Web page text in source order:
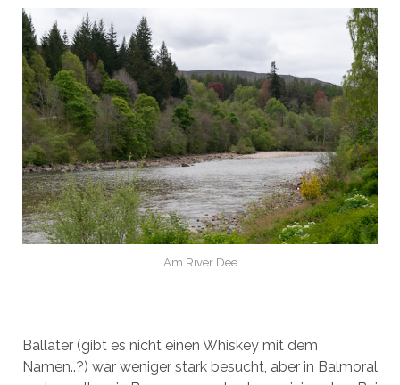
Am River Dee
Ballater (gibt es nicht einen Whiskey mit dem
Namen..?) war weniger stark besucht, aber in Balmoral